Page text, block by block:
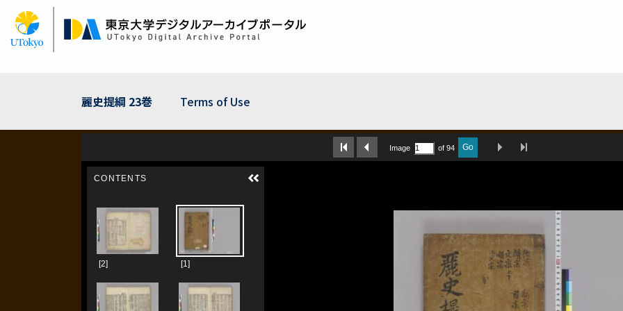
Skip
main
content
麗史提綱 23巻 Terms of Use